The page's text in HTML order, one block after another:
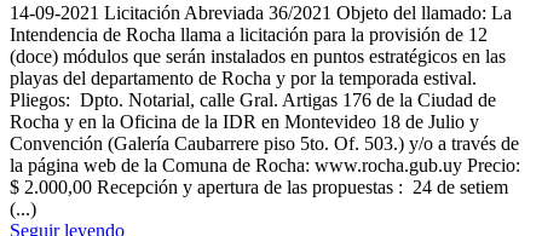
14-09-2021 Licitación Abreviada 36/2021 Objeto del llamado: La
Intendencia de Rocha llama a licitación para la provisión de 12
(doce) módulos que serán instalados en puntos estratégicos en las
playas del departamento de Rocha y por la temporada estival.
Pliegos: Dpto. Notarial, calle Gral. Artigas 176 de la Ciudad de
Rocha y en la Oficina de la IDR en Montevideo 18 de Julio y
Convención (Galería Caubarrere piso 5to. Of. 503.) y/o a través de
la página web de la Comuna de Rocha: www.rocha.gub.uy Precio:
$ 2.000,00 Recepción y apertura de las propuestas : 24 de setiem
(...)
Seguir leyendo